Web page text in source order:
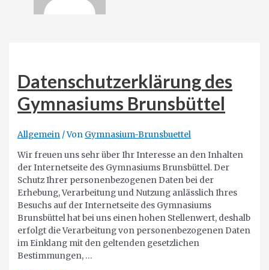
Datenschutzerklärung des
Gymnasiums Brunsbüttel
Allgemein/ Von Gymnasium-Brunsbuettel
Wir freuen uns sehr über Ihr Interesse an den Inhalten
der Internetseite des Gymnasiums Brunsbüttel. Der
Schutz Ihrer personenbezogenen Daten bei der
Erhebung, Verarbeitung und Nutzung anlässlich Ihres
Besuchs auf der Internetseite des Gymnasiums
Brunsbüttel hat bei uns einen hohen Stellenwert, deshalb
erfolgt die Verarbeitung von personenbezogenen Daten
im Einklang mit den geltenden gesetzlichen
Bestimmungen, …